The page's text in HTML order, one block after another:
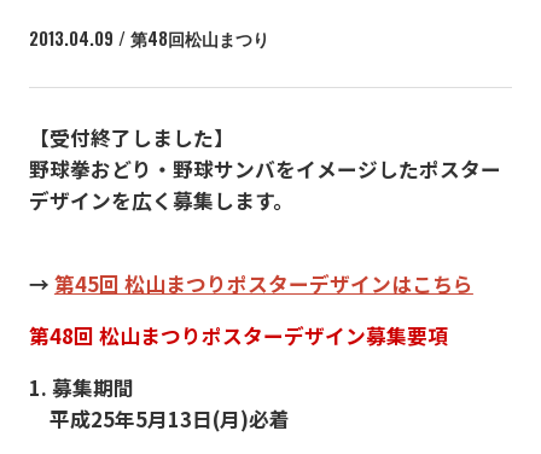
2013.04.09 / 第48回松山まつり
【受付終了しました】
野球拳おどり・野球サンバをイメージしたポスター
デザインを広く募集します。
→ 第45回 松山まつりポスターデザインはこちら
第48回 松山まつりポスターデザイン募集要項
1. 募集期間
平成25年5月13日(月)必着